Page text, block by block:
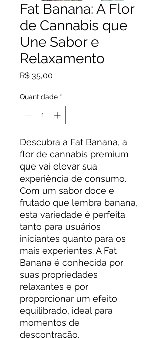
Fat Banana: A Flor
de Cannabis que
Une Sabor e
Relaxamento
R$ 35,00
Quantidade *
Descubra a Fat Banana, a
flor de cannabis premium
que vai elevar sua
experiência de consumo.
Com um sabor doce e
frutado que lembra banana,
esta variedade é perfeita
tanto para usuários
iniciantes quanto para os
mais experientes. A Fat
Banana é conhecida por
suas propriedades
relaxantes e por
proporcionar um efeito
equilibrado, ideal para
momentos de
descontração.